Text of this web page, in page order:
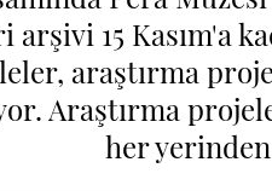
arşivi 15 Kasım'a
araştırma
Araştırma
her